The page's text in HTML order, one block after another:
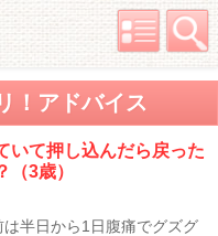
！アドバイス
いて押し込んだら戻った
（3歳）
半日から1日腹痛でグズグ